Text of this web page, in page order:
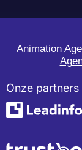
Animation
Onze partners